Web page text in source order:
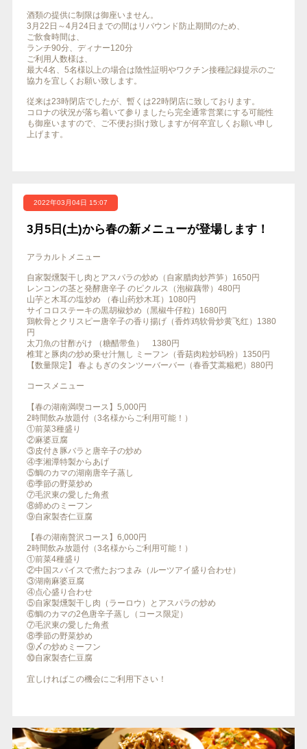
酒類の提供に制限は御座いません。
3月22日～4月24日までの間はリバウンド防止期間のため、
ご飲食時間は、
ランチ90分、ディナー120分
ご利用人数様は、
最大4名、5名様以上の場合は陰性証明やワクチン接種記録提示のご
協力を宜しくお願い致します。
従来は23時閉店でしたが、暫くは22時閉店に致しております。
コロナの状況が落ち着いて参りましたら完全通常営業にする可能性
も御座いますので、ご不便お掛け致しますが何卒宜しくお願い申し
上げます。
2022年03月04日 15:07
3月5日(土)から春の新メニューが登場します！
アラカルトメニュー
自家製燻製干し肉とアスパラの炒め（自家腊肉炒芦笋）1650円
レンコンの茎と発酵唐辛子 のピクルス（泡椒藕带）480円
山芋と木耳の塩炒め （春山药炒木耳）1080円
サイコロステーキの黒胡椒炒め（黑椒牛仔粒）1680円
鶏軟骨とクリスピー唐辛子の香り揚げ（香炸鸡软骨炒黄飞红）1380
円
太刀魚の甘酢がけ （糖醋带鱼） 1380円
椎茸と豚肉の炒め乗せ汁無し ミーフン（香菇肉粒炒码粉）1350円
【数量限定】 春よもぎのタンツーバーバー（春香艾蒿糍粑）880円
コースメニュー
【春の湖南満喫コース】5,000円
2時間飲み放題付（3名様からご利用可能！）
①前菜3種盛り
②麻婆豆腐
③皮付き豚バラと唐辛子の炒め
④李湘潭特製からあげ
⑤鯛のカマの湖南唐辛子蒸し
⑥季節の野菜炒め
⑦毛沢東の愛した角煮
⑧締めのミーフン
⑨自家製杏仁豆腐
【春の湖南贅沢コース】6,000円
2時間飲み放題付（3名様からご利用可能！）
①前菜4種盛り
②中国スパイスで煮たおつまみ（ルーツアイ盛り合わせ）
③湖南麻婆豆腐
④点心盛り合わせ
⑤自家製燻製干し肉（ラーロウ）とアスパラの炒め
⑥鯛のカマの2色唐辛子蒸し（コース限定）
⑦毛沢東の愛した角煮
⑧季節の野菜炒め
⑨〆の炒めミーフン
⑩自家製杏仁豆腐
宜しければこの機会にご利用下さい！